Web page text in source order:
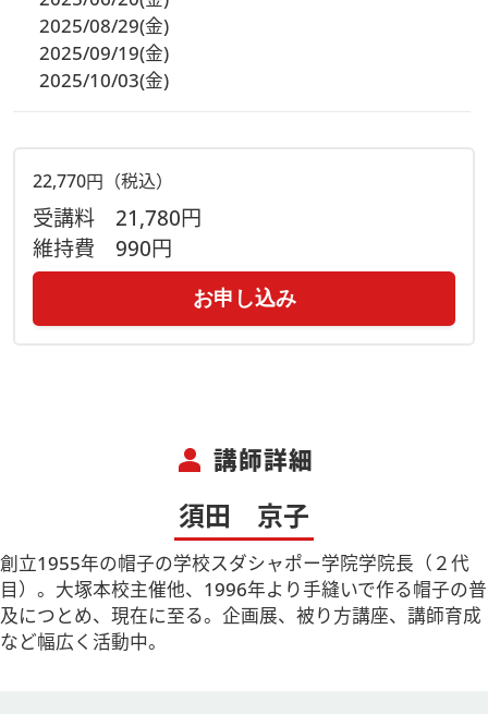
2025/08/29(金)
2025/09/19(金)
2025/10/03(金)
22,770円（税込）
受講料 21,780円
維持費 990円
お申し込み
person 講師詳細
須田 京子
創立1955年の帽子の学校スダシャポー学院学院長（２代
目）。大塚本校主催他、1996年より手縫いで作る帽子の普
及につとめ、現在に至る。企画展、被り方講座、講師育成
など幅広く活動中。